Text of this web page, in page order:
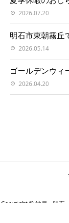
2026.07.20
明石市東朝霧丘
2026.05.14
ゴールデンウィ
2026.04.20
Copyright © 神戸・明石